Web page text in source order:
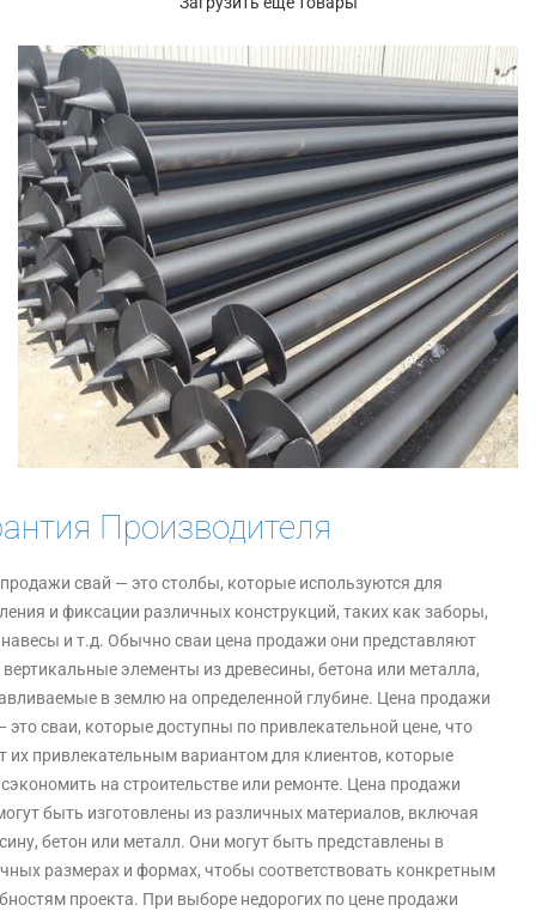
Производителя
свай — это столбы, которые используются для
и фиксации различных конструкций, таких как заборы,
и т.д. Обычно сваи цена продажи они представляют
вертикальные элементы из древесины, бетона или металла,
в землю на определенной глубине. Цена продажи
это сваи, которые доступны по привлекательной цене, что
их привлекательным вариантом для клиентов, которые
сэкономить на строительстве или ремонте. Цена продажи
быть изготовлены из различных материалов, включая
бетон или металл. Они могут быть представлены в
размерах и формах, чтобы соответствовать конкретным
проекта. При выборе недорогих по цене продажи